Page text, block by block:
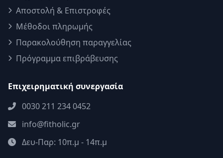
Αποστολή & Επιστροφές
Μέθοδοι πληρωμής
Παρακολούθηση παραγγελίας
Πρόγραμμα επιβράβευσης
Επιχειρηματική συνεργασία
0030 211 234 0452
info@fitholic.gr
Δευ-Παρ: 10π.μ - 14π.μ